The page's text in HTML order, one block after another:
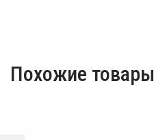
Похожие товары